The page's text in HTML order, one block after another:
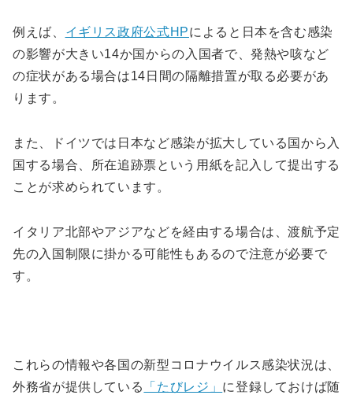
例えば、 イギリス政府公式HPによると日本を含む感染
の影響が大きい14か国からの入国者で、発熱や咳など
の症状がある場合は14日間の隔離措置が取る必要があ
ります。
また、ドイツでは日本など感染が拡大している国から入
国する場合、所在追跡票という用紙を記入して提出する
ことが求められています。
イタリア北部やアジアなどを経由する場合は、渡航予定
先の入国制限に掛かる可能性もあるので注意が必要で
す。
これらの情報や各国の新型コロナウイルス感染状況は、
外務省が提供している
「たびレジ」 に登録しておけば随